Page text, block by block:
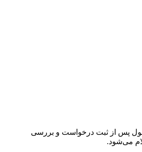
پس از ثبت درخواست و بررسی
می‌شود.